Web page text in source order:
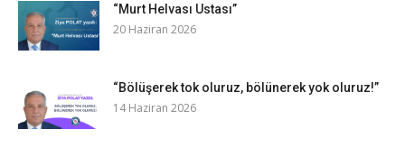
“Murt Helvası Ustası”
20 Haziran 2026
“Bölüşerek tok oluruz, bölünerek yok oluruz!”
14 Haziran 2026